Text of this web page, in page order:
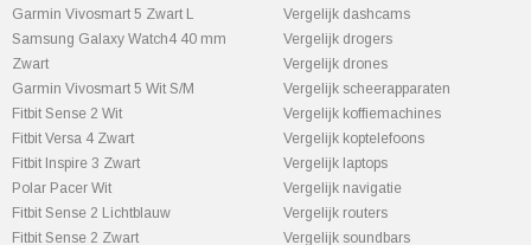
Garmin Vivosmart 5 Zwart L
Samsung Galaxy Watch4 40 mm
Zwart
Garmin Vivosmart 5 Wit S/M
Fitbit Sense 2 Wit
Fitbit Versa 4 Zwart
Fitbit Inspire 3 Zwart
Polar Pacer Wit
Fitbit Sense 2 Lichtblauw
Fitbit Sense 2 Zwart
Vergelijk dashcams
Vergelijk drogers
Vergelijk drones
Vergelijk scheerapparaten
Vergelijk koffiemachines
Vergelijk koptelefoons
Vergelijk laptops
Vergelijk navigatie
Vergelijk routers
Vergelijk soundbars